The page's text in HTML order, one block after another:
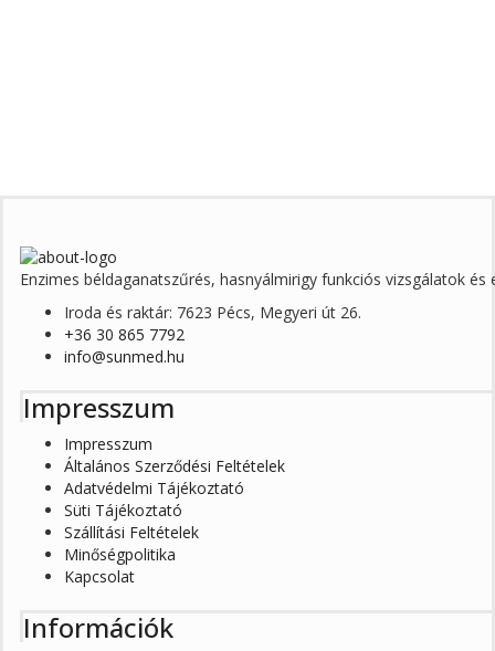
Enzimes béldaganatszűrés, hasnyálmirigy funkciós vizsgálatok
Iroda és raktár: 7623 Pécs, Megyeri út 26.
+36 30 865 7792
info@sunmed.hu
Impresszum
Impresszum
Általános Szerződési Feltételek
Adatvédelmi Tájékoztató
Süti Tájékoztató
Szállítási Feltételek
Minőségpolitika
Kapcsolat
Információk